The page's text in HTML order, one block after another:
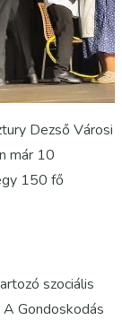
Dezső Városi
már 10
150 fő
szociális
Gondoskodás